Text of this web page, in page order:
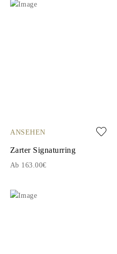
ANSEHEN
Zarter Signaturring
Ab 163.00€